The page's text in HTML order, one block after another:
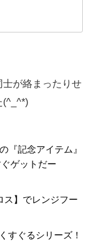
が絡まったりせ
(^_^*)
『記念アイテム』
ゲットだー
ス】でレンジフー
すぐるシリーズ！